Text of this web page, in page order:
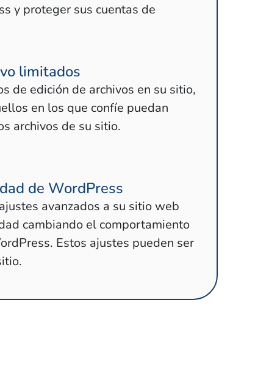
y proteger sus cuentas de
limitados
de edición de archivos en su sitio,
en los que confíe puedan
archivos de su sitio.
de WordPress
avanzados a su sitio web
cambiando el comportamiento
Estos ajustes pueden ser